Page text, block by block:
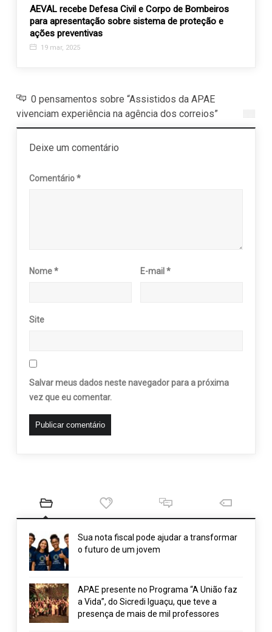
AEVAL recebe Defesa Civil e Corpo de Bombeiros
para apresentação sobre sistema de proteção e
ações preventivas
19 mar, 2025
0 pensamentos sobre “Assistidos da APAE
vivenciam experiência na agência dos correios”
Deixe um comentário
Comentário*
Nome* E-mail*
Site
Salvar meus dados neste navegador para a próxima
vez que eu comentar.
Sua nota fiscal pode ajudar a transformar
o futuro de um jovem
APAE presente no Programa “A União faz
a Vida”, do Sicredi Iguaçu, que teve a
presença de mais de mil professores